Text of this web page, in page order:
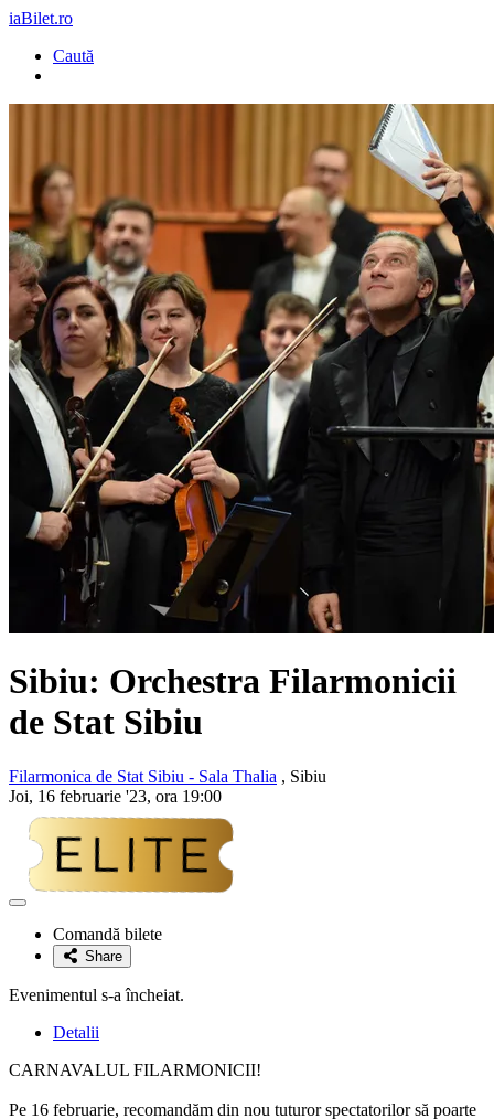
iaBilet.ro
Caută
Sibiu: Orchestra Filarmonicii
de Stat Sibiu
Filarmonica de Stat Sibiu - Sala Thalia , Sibiu
Joi, 16 februarie '23, ora 19:00
Adaugă
favoriteComandă bilete
Share
Evenimentul s-a încheiat.
Detalii
CARNAVALUL FILARMONICII!
Pe 16 februarie, recomandăm din nou tuturor spectatorilor să poarte